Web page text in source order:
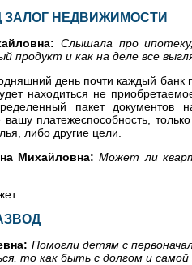
ЗАЛОГ НЕДВИЖИМОСТИ
Слышала про
продукт и как на деле все
день почти каждый банк
находиться не
пакет документов
платежеспособность,
либо другие цели.
Михайловна: Может ли
Помогли детям с
то как быть с долгом и